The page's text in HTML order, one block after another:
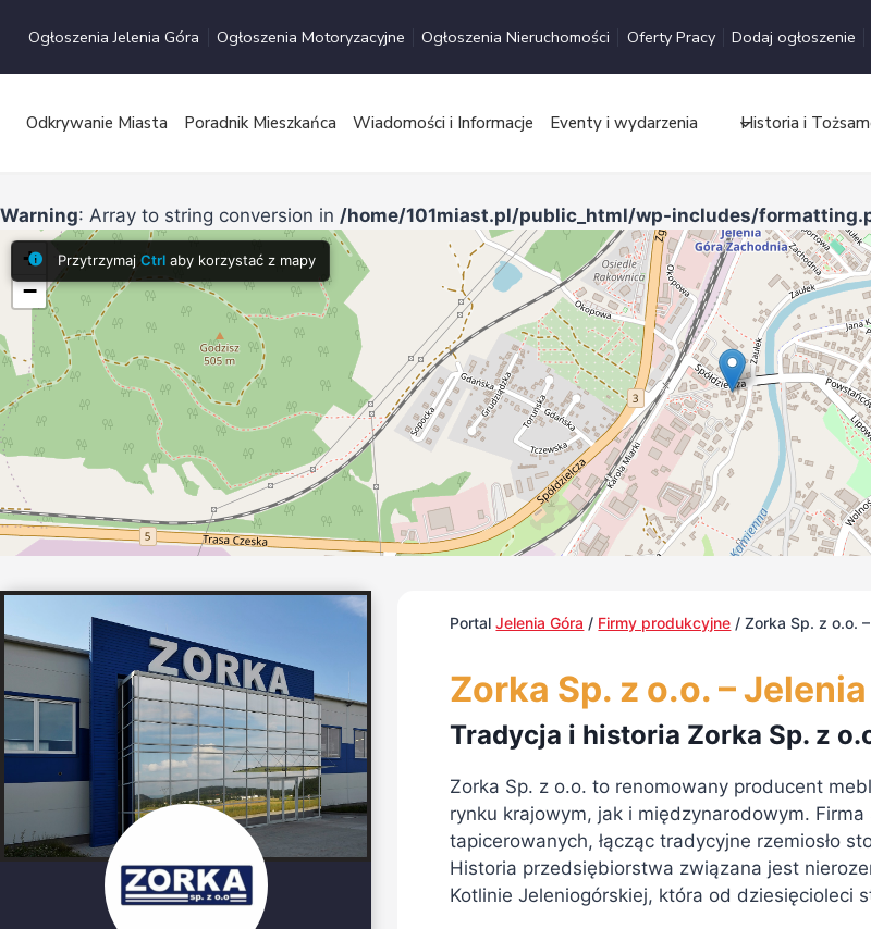
Ogłoszenia Jelenia Góra Ogłoszenia Motoryzacyjne Ogłoszenia Nieruchomości Oferty Pracy Dodaj ogłoszenie
Odkrywanie Miasta Poradnik Mieszkańca Wiadomości i Informacje Eventy i wydarzenia Historia i
Warning: Array to string conversion in /home/101miast.pl/public_html/wp-includes/
+
−
Przytrzymaj Ctrl aby korzystać z mapy
PortalJelenia Góra / Firmy produkcyjne /Zorka Sp. z o.o.
Zorka Sp. z o.o. –
Tradycja i historia Zorka Sp. z
Zorka Sp. z o.o. to renomowany producent
rynku krajowym, jak i międzynarodowym.
tapicerowanych, łącząc tradycyjne rzemiosło
Historia przedsiębiorstwa związana jest
Kotlinie Jeleniogórskiej, która od dziesięcioleci